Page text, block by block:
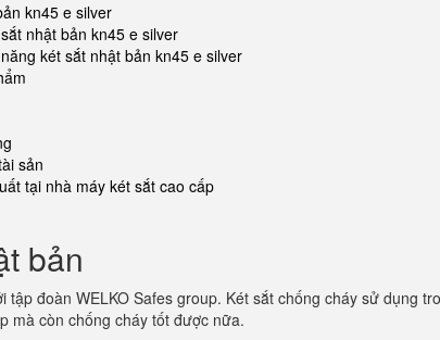
kn45 e silver
nhật bản kn45 e silver
két sắt nhật bản kn45 e silver
sản
tại nhà máy két sắt cao cấp
bản
tập đoàn WELKO Safes group. Két sắt chống cháy sử dụng
mà còn chống cháy tốt được nữa.